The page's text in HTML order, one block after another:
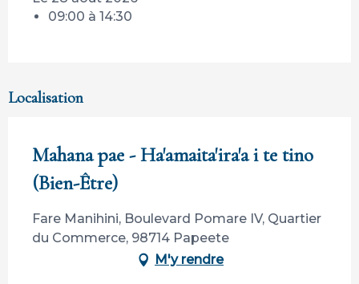
09:00 à 14:30
Localisation
Mahana pae - Ha'amaita'ira'a i te tino
(Bien-Être)
Fare Manihini, Boulevard Pomare IV, Quartier
du Commerce, 98714 Papeete
M'y rendre